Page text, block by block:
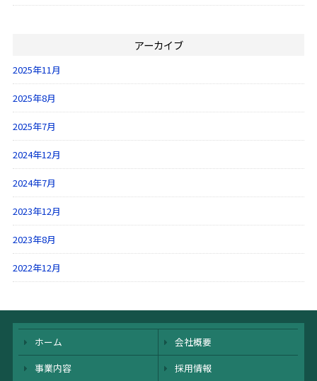
アーカイブ
2025年11月
2025年8月
2025年7月
2024年12月
2024年7月
2023年12月
2023年8月
2022年12月
ホーム
会社概要
事業内容
採用情報